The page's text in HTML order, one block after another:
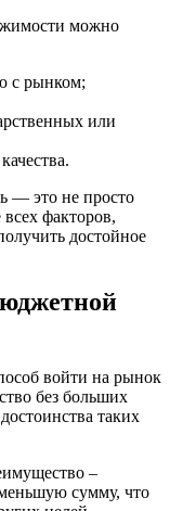
можно
с рынком;
или
— это не просто
факторов,
достойное
войти на рынок
без больших
таких
–
сумму, что